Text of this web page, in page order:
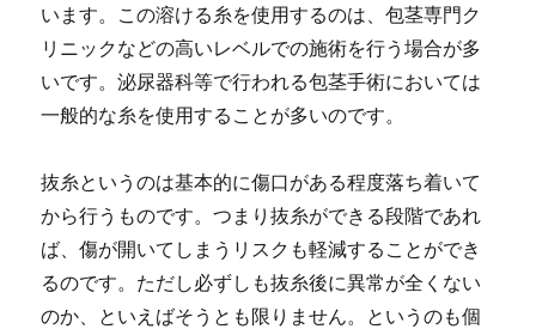
います。 この溶ける糸を使用するのは、包茎専門ク
リニックなどの高いレベルでの施術を行う場合が多
いです。泌尿器科等で行われる包茎手術においては
一般的な糸を使用することが多いのです。
抜糸というのは基本的に傷口がある程度落ち着いて
から行うものです。つまり抜糸ができる段階であれ
ば、傷が開いてしまうリスクも軽減することができ
るのです。ただし必ずしも抜糸後に異常が全くない
のか、といえばそうとも限りません。というのも個